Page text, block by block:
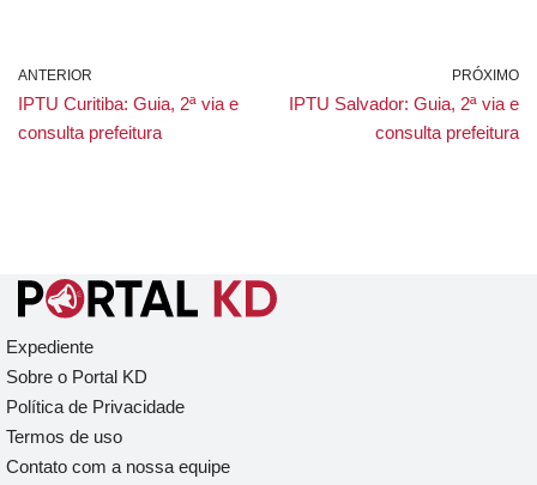
ANTERIOR
IPTU Curitiba: Guia, 2ª via e
consulta prefeitura
PRÓXIMO
IPTU Salvador: Guia, 2ª via e
consulta prefeitura
Expediente
Sobre o Portal KD
Política de Privacidade
Termos de uso
Contato com a nossa equipe